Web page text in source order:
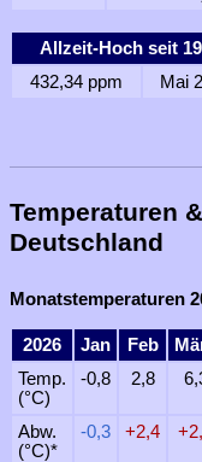
Allzeit-Hoch seit
432,34 ppm
Mai
Temperaturen
Deutschland
Monatstemperaturen
2026 Jan Feb
Temp.
(°C)
-0,8 2,8
Abw.
(°C)*
-0,3 +2,4